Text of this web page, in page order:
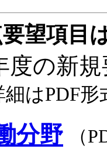
望項目
度の新
細はPDF
分野 （